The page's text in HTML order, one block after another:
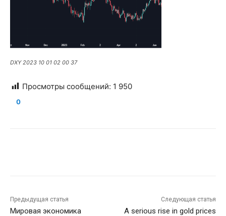
DXY 2023 10 01 02 00 37
Просмотры сообщений: 1 950
0
Предыдущая статья
Мировая экономика
Следующая статья
A serious rise in gold prices